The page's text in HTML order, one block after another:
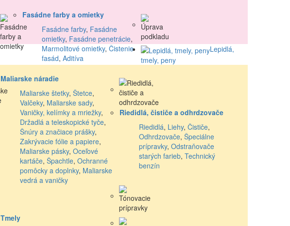
Fasádne farby a omietky
Fasádne farby, Fasádne
omietky, Fasádne penetrácie,
Marmolitové omietky, Čistenie
fasád, Aditíva
Maliarske náradie
Maliarske štetky, Štetce,
Valčeky, Maliarske sady,
Vaničky, kelímky a mriežky,
Držadlá a teleskopické tyče,
Šnúry a značiace prášky,
Zakrývacie fólie a papiere,
Maliarske pásky, Oceľové
kartáče, Špachtle, Ochranné
pomôcky a doplnky, Maliarske
vedrá a vaničky
Riedidlá, čističe a odhrdzovače
Riedidlá, Liehy, Čističe,
Odhrdzovače, Špeciálne
prípravky, Odstraňovače
starých farieb, Technický
benzín
Lepidlá,
tmely, peny
Tmely